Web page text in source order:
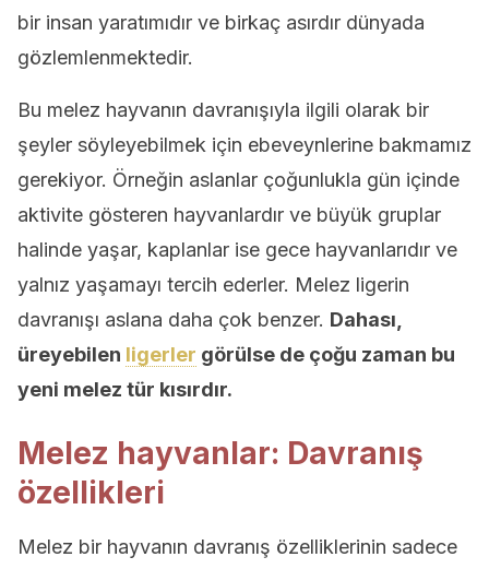
bir insan yaratımıdır ve birkaç asırdır dünyada
gözlemlenmektedir.
Bu melez hayvanın davranışıyla ilgili olarak bir
şeyler söyleyebilmek için ebeveynlerine bakmamız
gerekiyor. Örneğin aslanlar çoğunlukla gün içinde
aktivite gösteren hayvanlardır ve büyük gruplar
halinde yaşar, kaplanlar ise gece hayvanlarıdır ve
yalnız yaşamayı tercih ederler. Melez ligerin
davranışı aslana daha çok benzer. Dahası,
üreyebilen ligerler görülse de çoğu zaman bu
yeni melez tür kısırdır.
Melez hayvanlar: Davranış
özellikleri
Melez bir hayvanın davranış özelliklerinin sadece